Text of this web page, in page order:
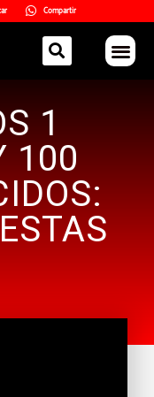
Compartir
1
100